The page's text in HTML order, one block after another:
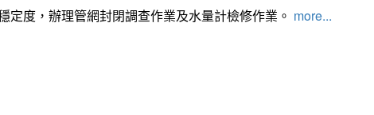
度，辦理管網封閉調查作業及水量計檢修作業。 more...